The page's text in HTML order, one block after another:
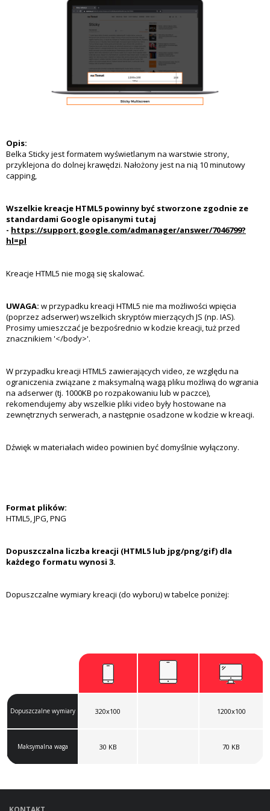
Opis:
Belka Sticky jest formatem wyświetlanym na warstwie strony,
przyklejona do dolnej krawędzi. Nałożony jest na nią 10 minutowy
capping,
Wszelkie kreacje HTML5 powinny być stworzone zgodnie ze
standardami Google opisanymi tutaj
- https://support.google.com/admanager/answer/7046799?
hl=pl
Kreacje HTML5 nie mogą się skalować.
UWAGA: w przypadku kreacji HTML5 nie ma możliwości wpięcia
(poprzez adserwer) wszelkich skryptów mierzących JS (np. IAS).
Prosimy umieszczać je bezpośrednio w kodzie kreacji, tuż przed
znacznikiem '</body>'.
W przypadku kreacji HTML5 zawierających video, ze względu na
ograniczenia związane z maksymalną wagą pliku możliwą do wgrania
na adserwer (tj. 1000KB po rozpakowaniu lub w paczce),
rekomendujemy aby wszelkie pliki video były hostowane na
zewnętrznych serwerach, a następnie osadzone w kodzie w kreacji.
Dźwięk w materiałach wideo powinien być domyślnie wyłączony.
Format plików:
HTML5, JPG, PNG
Dopuszczalna liczba kreacji (HTML5 lub jpg/png/gif) dla
każdego formatu wynosi 3.
Dopuszczalne wymiary kreacji (do wyboru) w tabelce poniżej:
Dopuszczalne wymiary 320x100 1200x100
Maksymalna waga 30 KB 70 KB